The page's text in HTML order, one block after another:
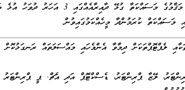
މަތީ ރޭންކަކާ އެއް ފެންވަރުގެ މަޤާމެއްގައި މަޤާމުގެ މަސައްކަތާ ގުޅޭ
މަސައްކަތް ކުރަމުންދާ މީހެއްކަމުގައިވުން
ލެޕްޓޮޕްތަކަށް ދިމާވާ އެންމެހައި މައްސަލަތައް ރަނގަޅުކޮށް
ލޭޒާ ޕްރިންޓަރު، ޑެސްކްޓޮޕް އަދި އެޗް. ޕީ ޕްރިންޓަރު